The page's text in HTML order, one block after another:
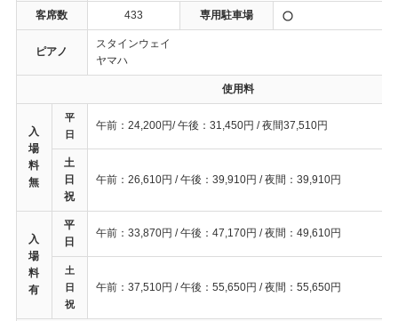
客席数 433 専用駐車場
ピアノ
スタインウェイ
ヤマハ
使用料
入
場
料
無
平
日
午前：24,200円/ 午後：31,450円 / 夜間37,510円
土
日
祝
午前：26,610円 / 午後：39,910円 / 夜間：39,910円
入
場
料
有
平
日
午前：33,870円 / 午後：47,170円 / 夜間：49,610円
土
日
祝
午前：37,510円 / 午後：55,650円 / 夜間：55,650円